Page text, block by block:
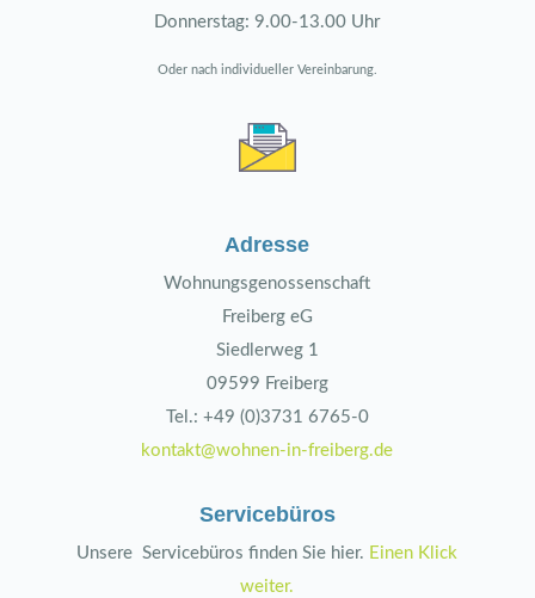
Donnerstag: 9.00-13.00 Uhr
Oder nach individueller Vereinbarung.
Adresse
Wohnungsgenossenschaft
Freiberg eG
Siedlerweg 1
09599 Freiberg
Tel.: +49 (0)3731 6765-0
kontakt@wohnen-in-freiberg.de
Servicebüros
Unsere Servicebüros finden Sie hier. Einen Klick
weiter.